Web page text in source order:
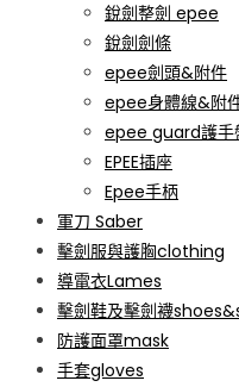
銳劍整劍 epee
銳劍劍條
epee劍頭&附件
epee身體線&附
epee guard護手
EPEE插座
Epee手柄
軍刀 Saber
擊劍服與護胸clothing
導電衣Lames
擊劍鞋及擊劍襪
防護面罩mask
手套gloves